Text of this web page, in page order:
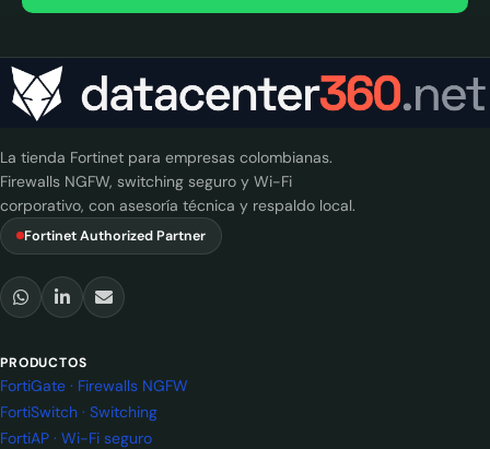
La tienda Fortinet para empresas colombianas.
Firewalls NGFW, switching seguro y Wi-Fi
corporativo, con asesoría técnica y respaldo local.
Fortinet Authorized Partner
PRODUCTOS
FortiGate · Firewalls NGFW
FortiSwitch · Switching
FortiAP · Wi-Fi seguro